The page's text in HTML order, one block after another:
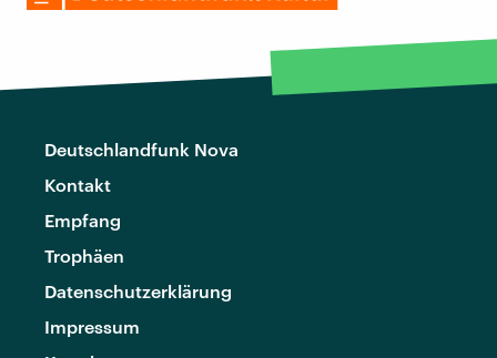
Deutschlandfunk Nova
Kontakt
Empfang
Trophäen
Datenschutzerklärung
Impressum